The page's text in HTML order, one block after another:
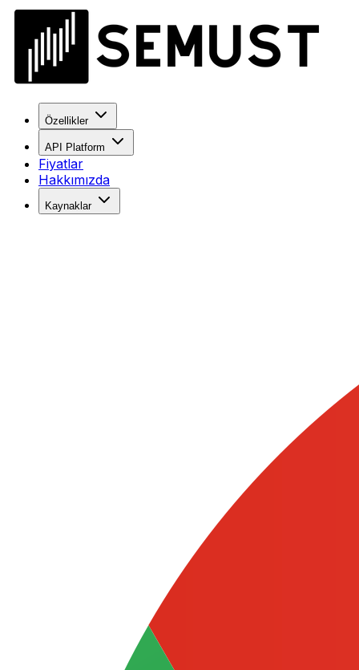
Özellikler
API Platform
Fiyatlar
Hakkımızda
Kaynaklar